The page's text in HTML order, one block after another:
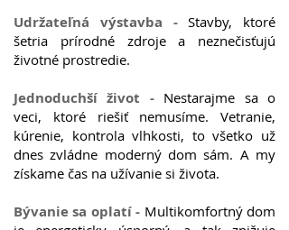
Udržateľná výstavba - Stavby, ktoré
šetria prírodné zdroje a neznečisťujú
životné prostredie.
Jednoduchší život - Nestarajme sa o
veci, ktoré riešiť nemusíme. Vetranie,
kúrenie, kontrola vlhkosti, to všetko už
dnes zvládne moderný dom sám. A my
získame čas na užívanie si života.
Bývanie sa oplatí - Multikomfortný dom